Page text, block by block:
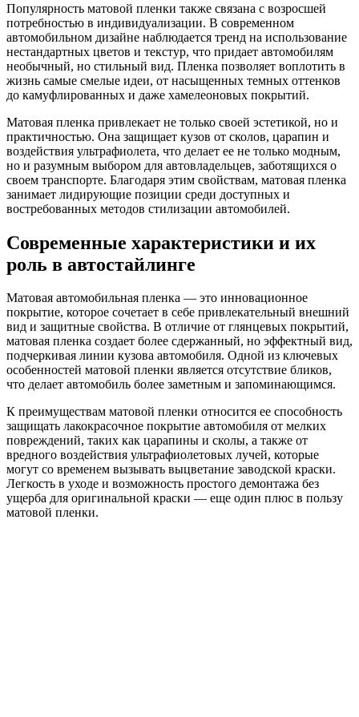
Популярность матовой пленки также связана с возросшей
потребностью в индивидуализации. В современном
автомобильном дизайне наблюдается тренд на использование
нестандартных цветов и текстур, что придает автомобилям
необычный, но стильный вид. Пленка позволяет воплотить в
жизнь самые смелые идеи, от насыщенных темных оттенков
до камуфлированных и даже хамелеоновых покрытий.
Матовая пленка привлекает не только своей эстетикой, но и
практичностью. Она защищает кузов от сколов, царапин и
воздействия ультрафиолета, что делает ее не только модным,
но и разумным выбором для автовладельцев, заботящихся о
своем транспорте. Благодаря этим свойствам, матовая пленка
занимает лидирующие позиции среди доступных и
востребованных методов стилизации автомобилей.
Современные характеристики и их
роль в автостайлинге
Матовая автомобильная пленка — это инновационное
покрытие, которое сочетает в себе привлекательный внешний
вид и защитные свойства. В отличие от глянцевых покрытий,
матовая пленка создает более сдержанный, но эффектный вид,
подчеркивая линии кузова автомобиля. Одной из ключевых
особенностей матовой пленки является отсутствие бликов,
что делает автомобиль более заметным и запоминающимся.
К преимуществам матовой пленки относится ее способность
защищать лакокрасочное покрытие автомобиля от мелких
повреждений, таких как царапины и сколы, а также от
вредного воздействия ультрафиолетовых лучей, которые
могут со временем вызывать выцветание заводской краски.
Легкость в уходе и возможность простого демонтажа без
ущерба для оригинальной краски — еще один плюс в пользу
матовой пленки.